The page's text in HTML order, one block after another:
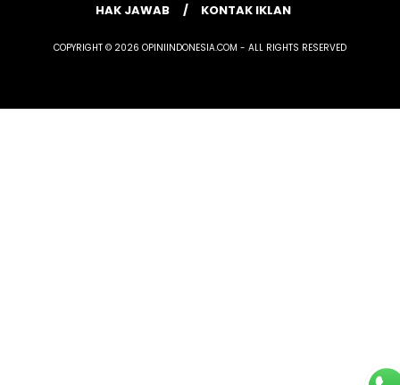
HAK JAWAB
KONTAK IKLAN
COPYRIGHT © 2026 OPINIINDONESIA.COM - ALL RIGHTS RESERVED